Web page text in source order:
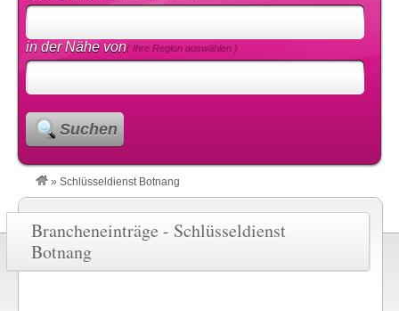
in der Nähe von( Ihre Region auswählen )
Suchen
» Schlüsseldienst Botnang
Brancheneinträge - Schlüsseldienst
Botnang